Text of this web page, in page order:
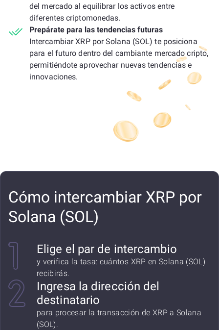
del mercado al equilibrar los activos entre
diferentes criptomonedas.
Prepárate para las tendencias futuras
Intercambiar XRP por Solana (SOL) te posiciona
para el futuro dentro del cambiante mercado cripto,
permitiéndote aprovechar nuevas tendencias e
innovaciones.
Cómo intercambiar XRP por
Solana (SOL)
Elige el par de intercambio
y verifica la tasa: cuántos XRP en Solana (SOL)
recibirás.
Ingresa la dirección del
destinatario
para procesar la transacción de XRP a Solana
(SOL).